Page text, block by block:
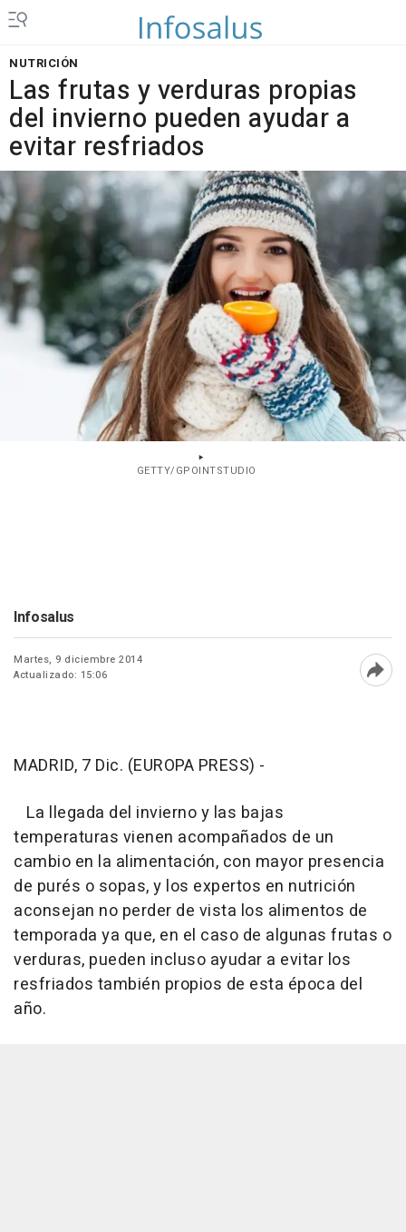
NUTRICIÓN
Las frutas y verduras propias
del invierno pueden ayudar a
evitar resfriados
GETTY/GPOINTSTUDIO
Infosalus
Martes, 9 diciembre 2014
Actualizado: 15:06
MADRID, 7 Dic. (EUROPA PRESS) -
La llegada del invierno y las bajas
temperaturas vienen acompañados de un
cambio en la alimentación, con mayor presencia
de purés o sopas, y los expertos en nutrición
aconsejan no perder de vista los alimentos de
temporada ya que, en el caso de algunas frutas o
verduras, pueden incluso ayudar a evitar los
resfriados también propios de esta época del
año.